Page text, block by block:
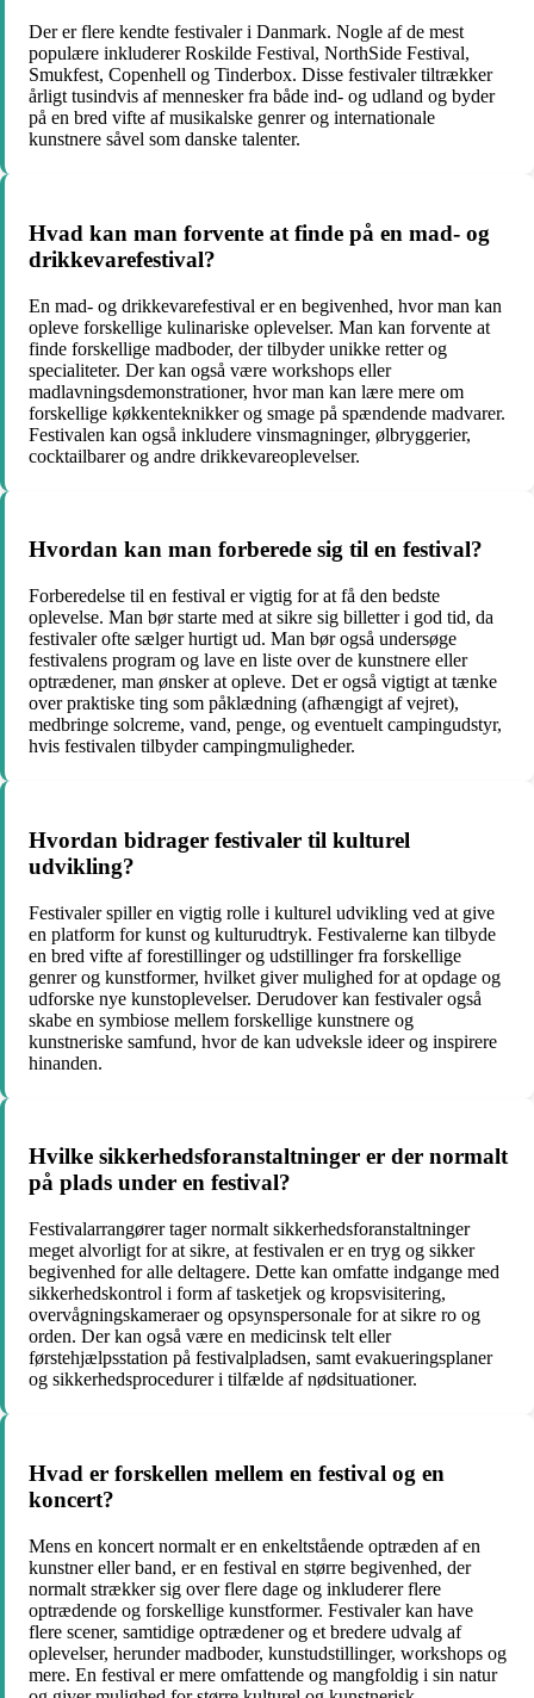
Der er flere kendte festivaler i Danmark. Nogle af de mest
populære inkluderer Roskilde Festival, NorthSide Festival,
Smukfest, Copenhell og Tinderbox. Disse festivaler tiltrækker
årligt tusindvis af mennesker fra både ind- og udland og byder
på en bred vifte af musikalske genrer og internationale
kunstnere såvel som danske talenter.
Hvad kan man forvente at finde på en mad- og
drikkevarefestival?
En mad- og drikkevarefestival er en begivenhed, hvor man kan
opleve forskellige kulinariske oplevelser. Man kan forvente at
finde forskellige madboder, der tilbyder unikke retter og
specialiteter. Der kan også være workshops eller
madlavningsdemonstrationer, hvor man kan lære mere om
forskellige køkkenteknikker og smage på spændende madvarer.
Festivalen kan også inkludere vinsmagninger, ølbryggerier,
cocktailbarer og andre drikkevareoplevelser.
Hvordan kan man forberede sig til en festival?
Forberedelse til en festival er vigtig for at få den bedste
oplevelse. Man bør starte med at sikre sig billetter i god tid, da
festivaler ofte sælger hurtigt ud. Man bør også undersøge
festivalens program og lave en liste over de kunstnere eller
optrædener, man ønsker at opleve. Det er også vigtigt at tænke
over praktiske ting som påklædning (afhængigt af vejret),
medbringe solcreme, vand, penge, og eventuelt campingudstyr,
hvis festivalen tilbyder campingmuligheder.
Hvordan bidrager festivaler til kulturel
udvikling?
Festivaler spiller en vigtig rolle i kulturel udvikling ved at give
en platform for kunst og kulturudtryk. Festivalerne kan tilbyde
en bred vifte af forestillinger og udstillinger fra forskellige
genrer og kunstformer, hvilket giver mulighed for at opdage og
udforske nye kunstoplevelser. Derudover kan festivaler også
skabe en symbiose mellem forskellige kunstnere og
kunstneriske samfund, hvor de kan udveksle ideer og inspirere
hinanden.
Hvilke sikkerhedsforanstaltninger er der normalt
på plads under en festival?
Festivalarrangører tager normalt sikkerhedsforanstaltninger
meget alvorligt for at sikre, at festivalen er en tryg og sikker
begivenhed for alle deltagere. Dette kan omfatte indgange med
sikkerhedskontrol i form af tasketjek og kropsvisitering,
overvågningskameraer og opsynspersonale for at sikre ro og
orden. Der kan også være en medicinsk telt eller
førstehjælpsstation på festivalpladsen, samt evakueringsplaner
og sikkerhedsprocedurer i tilfælde af nødsituationer.
Hvad er forskellen mellem en festival og en
koncert?
Mens en koncert normalt er en enkeltstående optræden af en
kunstner eller band, er en festival en større begivenhed, der
normalt strækker sig over flere dage og inkluderer flere
optrædende og forskellige kunstformer. Festivaler kan have
flere scener, samtidige optrædener og et bredere udvalg af
oplevelser, herunder madboder, kunstudstillinger, workshops og
mere. En festival er mere omfattende og mangfoldig i sin natur